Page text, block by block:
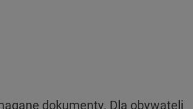
dokumenty. Dla obywateli